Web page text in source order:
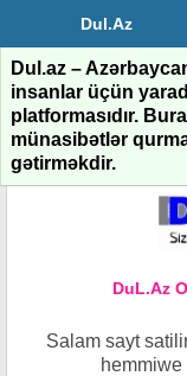
Dul.Az
Dul.az –
insanlar üçün
platformasıdır.
münasibətlər
gətirməkdir.
DuL.Az
Salam sayt